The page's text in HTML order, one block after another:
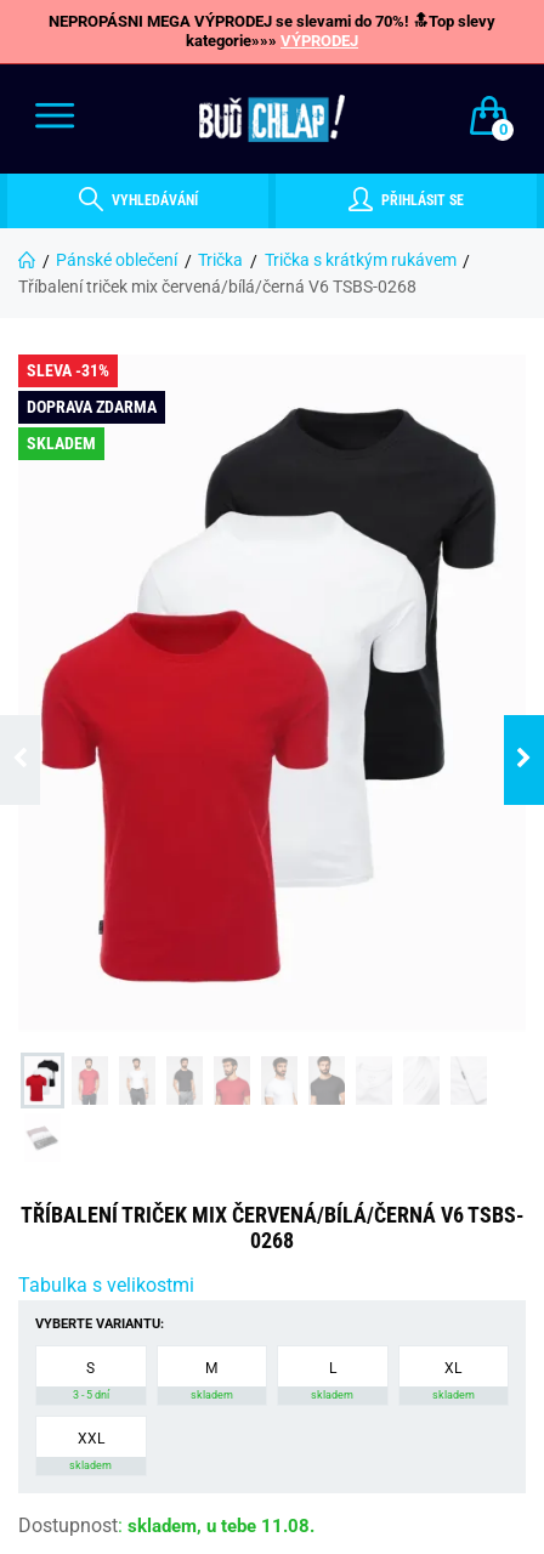
NEPROPÁSNI MEGA VÝPRODEJ se slevami do 70%! 🔝Top slevy
kategorie»»» VÝPRODEJ
0
VYHLEDÁVÁNÍ PŘIHLÁSIT SE
Pánské oblečení Trička
Trička s krátkým rukávem
Tříbalení triček mix červená/bílá/černá V6 TSBS-0268
SLEVA -31%
DOPRAVA ZDARMA
SKLADEM
TŘÍBALENÍ TRIČEK MIX ČERVENÁ/BÍLÁ/ČERNÁ V6 TSBS-
0268
Tabulka s velikostmi
VYBERTE VARIANTU:
S
3 - 5 dní
M
skladem
L
skladem
XL
skladem
XXL
skladem
Dostupnost: skladem, u tebe 11.08.